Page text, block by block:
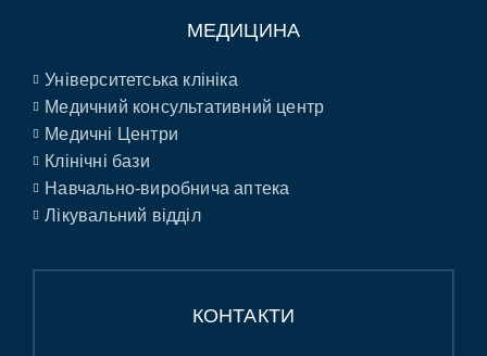
МЕДИЦИНА
Університетська клініка
Медичний консультативний центр
Медичні Центри
Клінічні бази
Навчально-виробнича аптека
Лікувальний відділ
КОНТАКТИ